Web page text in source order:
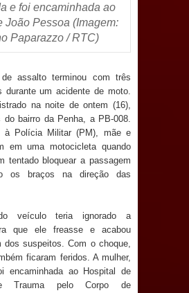
na economia
preservar tamarindeiro e
Memorial Augusto dos
oxigênio do Estado
de maneira inédita no mundo
brasileiro, temas polêmicos;
e foi encaminhada ao
João Pessoa (Imagem:
Paparazzo / RTC)
assalto terminou com três
durante um acidente de moto.
na noite de ontem (16),
do bairro da Penha, a PB-008.
à Polícia Militar (PM), mãe e
em uma motocicleta quando
tentado bloquear a passagem
os braços na direção das
veículo teria ignorado a
que ele freasse e acabou
dos suspeitos. Com o choque,
ficaram feridos. A mulher,
encaminhada ao Hospital de
e Trauma pelo Corpo de